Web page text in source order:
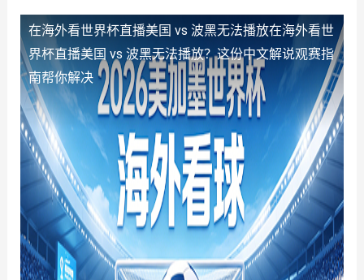
在海外看世界杯直播美国 vs 波黑无法播放在海外看世
界杯直播美国 vs 波黑无法播放？这份中文解说观赛指
南帮你解决